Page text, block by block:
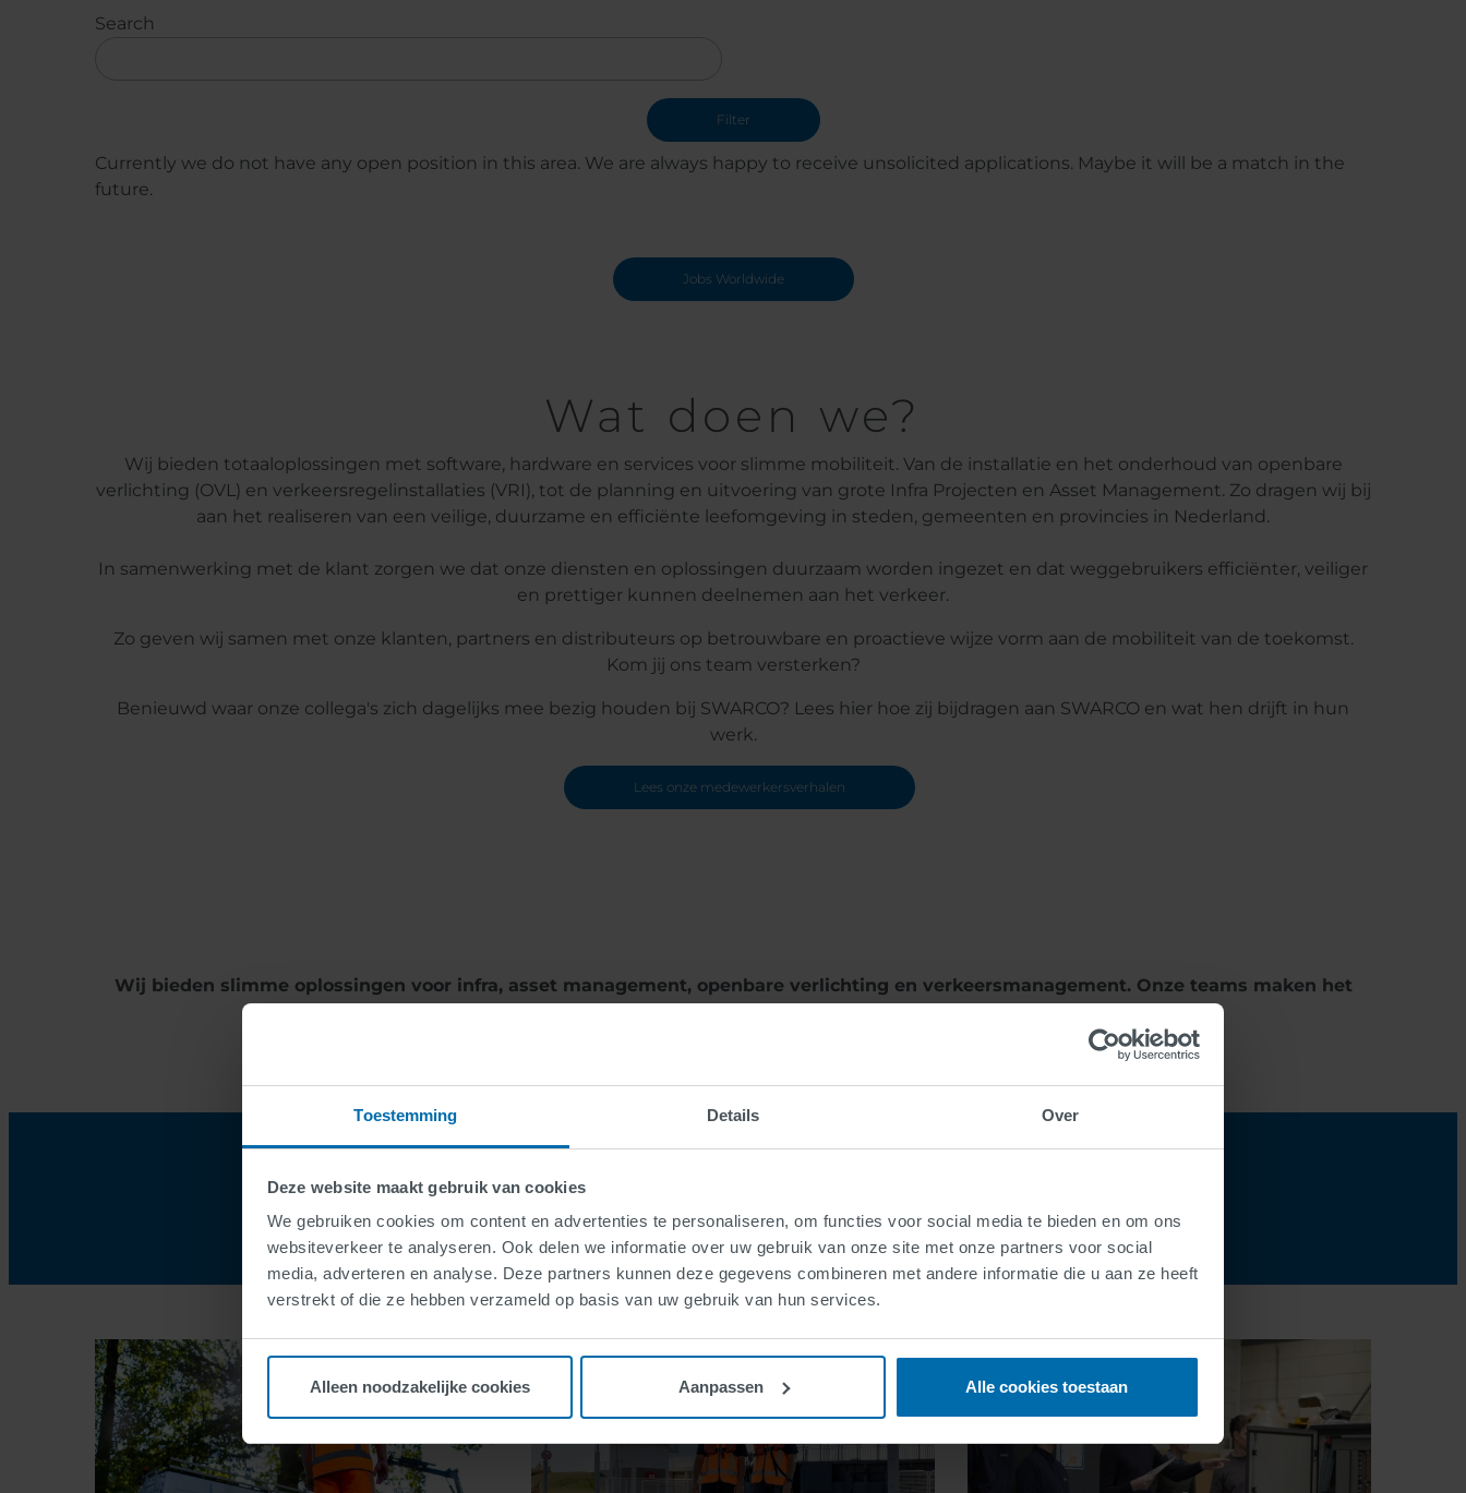
Toestemming Details Over
Deze website maakt gebruik van cookies
We gebruiken cookies om content en advertenties te personaliseren, om functies voor social media te bieden en om ons
websiteverkeer te analyseren. Ook delen we informatie over uw gebruik van onze site met onze partners voor social
media, adverteren en analyse. Deze partners kunnen deze gegevens combineren met andere informatie die u aan ze heeft
verstrekt of die ze hebben verzameld op basis van uw gebruik van hun services.
Alleen noodzakelijke cookies Aanpassen Alle cookies toestaan
Search
Currently we do not have any open position in this area. We are always happy to receive unsolicited applications. Maybe it will be a match in the
future.
Jobs Worldwide
Wat doen we?
Wij bieden totaaloplossingen met software, hardware en services voor slimme mobiliteit. Van de installatie en het onderhoud van openbare
verlichting (OVL) en verkeersregelinstallaties (VRI), tot de planning en uitvoering van grote Infra Projecten en Asset Management. Zo dragen wij bij
aan het realiseren van een veilige, duurzame en efficiënte leefomgeving in steden, gemeenten en provincies in Nederland.
In samenwerking met de klant zorgen we dat onze diensten en oplossingen duurzaam worden ingezet en dat weggebruikers efficiënter, veiliger
en prettiger kunnen deelnemen aan het verkeer.
Zo geven wij samen met onze klanten, partners en distributeurs op betrouwbare en proactieve wijze vorm aan de mobiliteit van de toekomst.
Kom jij ons team versterken?
Benieuwd waar onze collega's zich dagelijks mee bezig houden bij SWARCO? Lees hier hoe zij bijdragen aan SWARCO en wat hen drijft in hun
werk.
Lees onze medewerkersverhalen
Wij bieden slimme oplossingen voor infra, asset management, openbare verlichting en verkeersmanagement. Onze teams maken het
In welk team wil jij aan de slag?